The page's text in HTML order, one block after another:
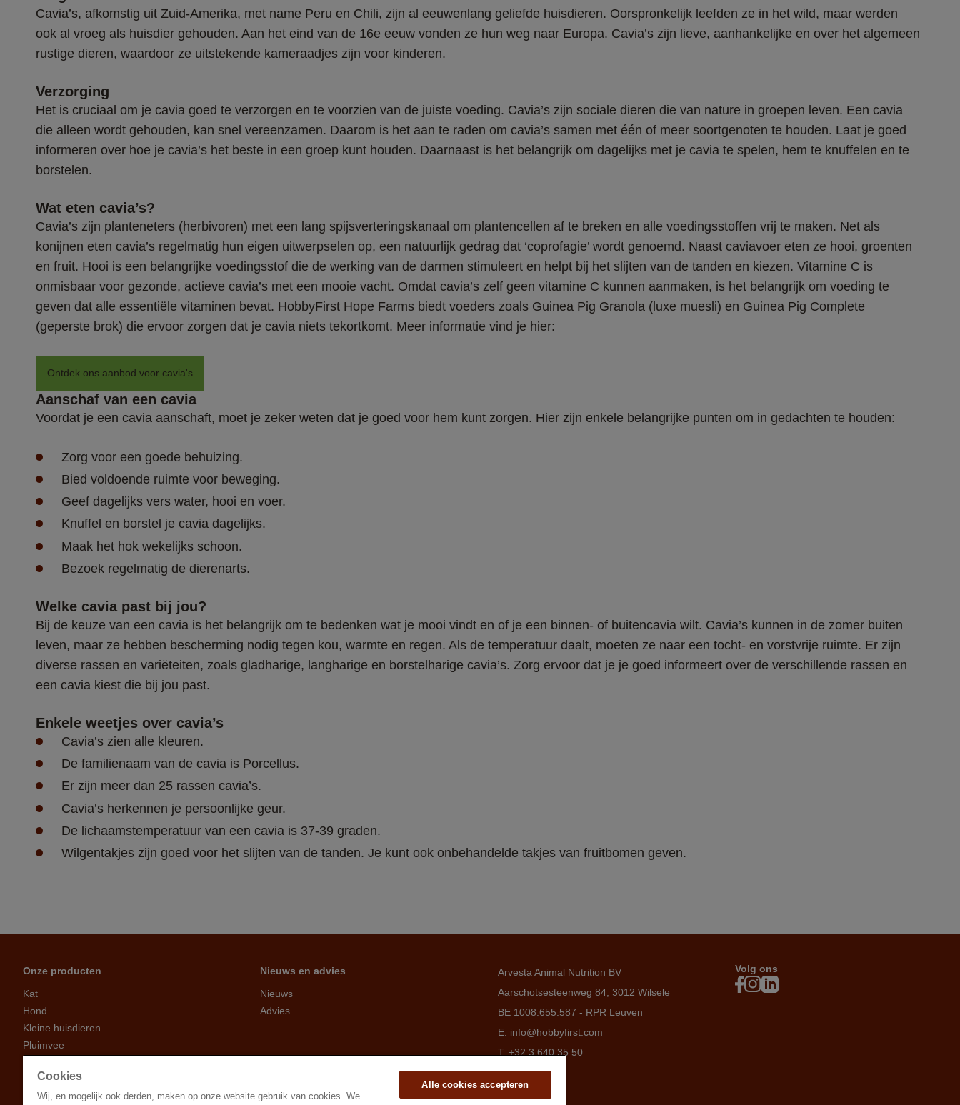
Cavia’s, afkomstig uit Zuid-Amerika, met name Peru en Chili, zijn al eeuwenlang geliefde huisdieren. Oorspronkelijk leefden ze in het wild, maar werden
ook al vroeg als huisdier gehouden. Aan het eind van de 16e eeuw vonden ze hun weg naar Europa. Cavia’s zijn lieve, aanhankelijke en over het algemeen
rustige dieren, waardoor ze uitstekende kameraadjes zijn voor kinderen.
Verzorging
Het is cruciaal om je cavia goed te verzorgen en te voorzien van de juiste voeding. Cavia’s zijn sociale dieren die van nature in groepen leven. Een cavia
die alleen wordt gehouden, kan snel vereenzamen. Daarom is het aan te raden om cavia’s samen met één of meer soortgenoten te houden. Laat je goed
informeren over hoe je cavia’s het beste in een groep kunt houden. Daarnaast is het belangrijk om dagelijks met je cavia te spelen, hem te knuffelen en te
borstelen.
Wat eten cavia’s?
Cavia’s zijn planteneters (herbivoren) met een lang spijsverteringskanaal om plantencellen af te breken en alle voedingsstoffen vrij te maken. Net als
konijnen eten cavia’s regelmatig hun eigen uitwerpselen op, een natuurlijk gedrag dat ‘coprofagie’ wordt genoemd. Naast caviavoer eten ze hooi, groenten
en fruit. Hooi is een belangrijke voedingsstof die de werking van de darmen stimuleert en helpt bij het slijten van de tanden en kiezen. Vitamine C is
onmisbaar voor gezonde, actieve cavia’s met een mooie vacht. Omdat cavia’s zelf geen vitamine C kunnen aanmaken, is het belangrijk om voeding te
geven dat alle essentiële vitaminen bevat. HobbyFirst Hope Farms biedt voeders zoals Guinea Pig Granola (luxe muesli) en Guinea Pig Complete
(geperste brok) die ervoor zorgen dat je cavia niets tekortkomt. Meer informatie vind je hier:
Ontdek ons aanbod voor cavia's
Aanschaf van een cavia
Voordat je een cavia aanschaft, moet je zeker weten dat je goed voor hem kunt zorgen. Hier zijn enkele belangrijke punten om in gedachten te houden:
Zorg voor een goede behuizing.
Bied voldoende ruimte voor beweging.
Geef dagelijks vers water, hooi en voer.
Knuffel en borstel je cavia dagelijks.
Maak het hok wekelijks schoon.
Bezoek regelmatig de dierenarts.
Welke cavia past bij jou?
Bij de keuze van een cavia is het belangrijk om te bedenken wat je mooi vindt en of je een binnen- of buitencavia wilt. Cavia’s kunnen in de zomer buiten
leven, maar ze hebben bescherming nodig tegen kou, warmte en regen. Als de temperatuur daalt, moeten ze naar een tocht- en vorstvrije ruimte. Er zijn
diverse rassen en variëteiten, zoals gladharige, langharige en borstelharige cavia’s. Zorg ervoor dat je je goed informeert over de verschillende rassen en
een cavia kiest die bij jou past.
Enkele weetjes over cavia’s
Cavia’s zien alle kleuren.
De familienaam van de cavia is Porcellus.
Er zijn meer dan 25 rassen cavia’s.
Cavia’s herkennen je persoonlijke geur.
De lichaamstemperatuur van een cavia is 37-39 graden.
Wilgentakjes zijn goed voor het slijten van de tanden. Je kunt ook onbehandelde takjes van fruitbomen geven.
Onze producten
Kat
Hond
Kleine huisdieren
Pluimvee
Vogels
Tuinbezoekers
Nieuws en advies
Nieuws
Advies
Arvesta Animal Nutrition BV
Aarschotsesteenweg 84, 3012 Wilsele
BE 1008.655.587 - RPR Leuven
E. info@hobbyfirst.com
T. +32 3 640 35 50
Volg ons
Cookies
Wij, en mogelijk ook derden, maken op onze website gebruik van cookies. We
Alle cookies accepteren